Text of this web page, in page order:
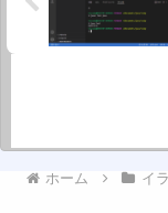
ホーム イ